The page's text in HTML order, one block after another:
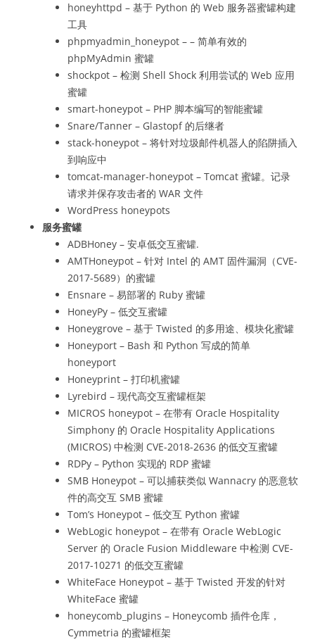
honeyhttpd – 基于 Python 的 Web 服务器蜜罐构建
工具
phpmyadmin_honeypot – – 简单有效的
phpMyAdmin 蜜罐
shockpot – 检测 Shell Shock 利用尝试的 Web 应用
蜜罐
smart-honeypot – PHP 脚本编写的智能蜜罐
Snare/Tanner – Glastopf 的后继者
stack-honeypot – 将针对垃圾邮件机器人的陷阱插入
到响应中
tomcat-manager-honeypot – Tomcat 蜜罐。记录
请求并保存攻击者的 WAR 文件
WordPress honeypots
服务蜜罐
ADBHoney – 安卓低交互蜜罐.
AMTHoneypot – 针对 Intel 的 AMT 固件漏洞（CVE-
2017-5689）的蜜罐
Ensnare – 易部署的 Ruby 蜜罐
HoneyPy – 低交互蜜罐
Honeygrove – 基于 Twisted 的多用途、模块化蜜罐
Honeyport – Bash 和 Python 写成的简单
honeyport
Honeyprint – 打印机蜜罐
Lyrebird – 现代高交互蜜罐框架
MICROS honeypot – 在带有 Oracle Hospitality
Simphony 的 Oracle Hospitality Applications
(MICROS) 中检测 CVE-2018-2636 的低交互蜜罐
RDPy – Python 实现的 RDP 蜜罐
SMB Honeypot – 可以捕获类似 Wannacry 的恶意软
件的高交互 SMB 蜜罐
Tom’s Honeypot – 低交互 Python 蜜罐
WebLogic honeypot – 在带有 Oracle WebLogic
Server 的 Oracle Fusion Middleware 中检测 CVE-
2017-10271 的低交互蜜罐
WhiteFace Honeypot – 基于 Twisted 开发的针对
WhiteFace 蜜罐
honeycomb_plugins – Honeycomb 插件仓库，
Cymmetria 的蜜罐框架